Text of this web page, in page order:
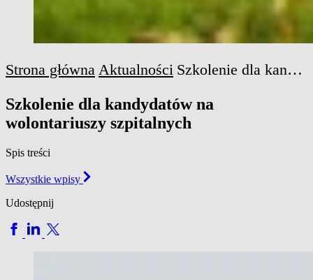
Strona główna Aktualności Szkolenie dla kandydatów na wolontariuszy szpitalnych
Szkolenie dla kandydatów na
wolontariuszy szpitalnych
Spis treści
Wszystkie wpisy
Udostępnij